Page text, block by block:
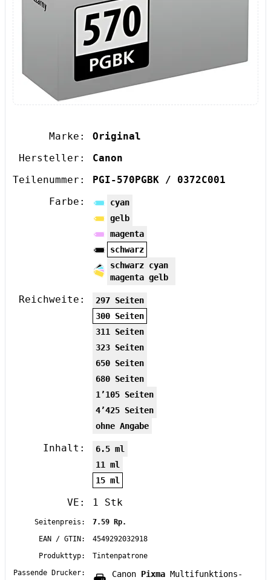
Marke:
Original
Hersteller:
Canon
Teilenummer:
PGI-570PGBK / 0372C001
Farbe:
cyan
gelb
magenta
schwarz
schwarz cyan
magenta gelb
Reichweite:
297 Seiten
300 Seiten
311 Seiten
323 Seiten
650 Seiten
680 Seiten
1’105 Seiten
4’425 Seiten
ohne Angabe
Inhalt:
6.5 ml
11 ml
15 ml
VE: 1 Stk
Seitenpreis:
7.59 Rp.
EAN / GTIN:
4549292032918
Produkttyp:
Tintenpatrone
Passende Drucker:
Canon Pixma Multifunktions-